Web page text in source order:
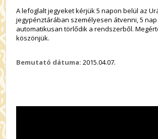
A lefoglalt jegyeket kérjük 5 napon belül az
jegypénztárában személyesen átvenni, 5
automatikusan törlődik a rendszerből.
köszönjük.
Bemutató dátuma: 2015.04.07.